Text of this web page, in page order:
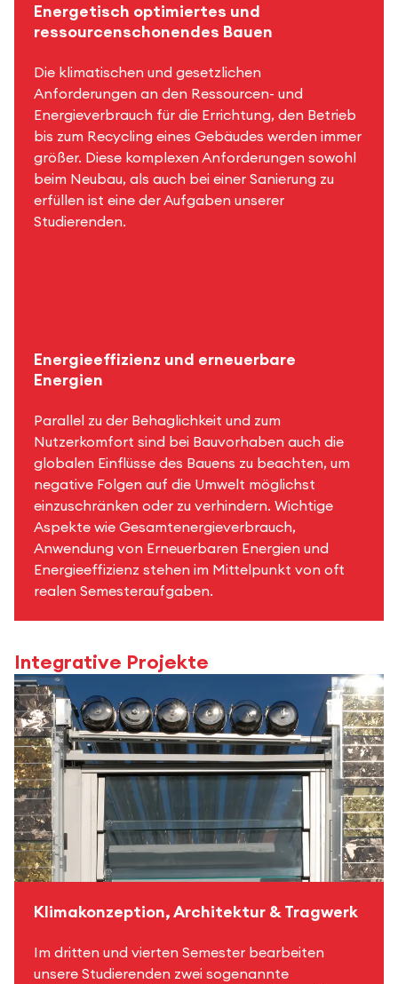
Energetisch optimiertes und
ressourcenschonendes Bauen
Die klimatischen und gesetzlichen
Anforderungen an den Ressourcen- und
Energieverbrauch für die Errichtung, den Betrieb
bis zum Recycling eines Gebäudes werden immer
größer. Diese komplexen Anforderungen sowohl
beim Neubau, als auch bei einer Sanierung zu
erfüllen ist eine der Aufgaben unserer
Studierenden.
Energieeffizienz und erneuerbare
Energien
Parallel zu der Behaglichkeit und zum
Nutzerkomfort sind bei Bauvorhaben auch die
globalen Einflüsse des Bauens zu beachten, um
negative Folgen auf die Umwelt möglichst
einzuschränken oder zu verhindern. Wichtige
Aspekte wie Gesamtenergieverbrauch,
Anwendung von Erneuerbaren Energien und
Energieeffizienz stehen im Mittelpunkt von oft
realen Semesteraufgaben.
Integrative Projekte
Klimakonzeption, Architektur & Tragwerk
Im dritten und vierten Semester bearbeiten
unsere Studierenden zwei sogenannte